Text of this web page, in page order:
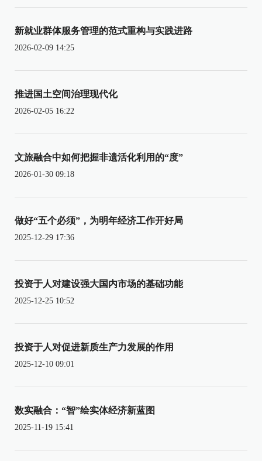
新就业群体服务管理的范式重构与实践进路
2026-02-09 14:25
推进国土空间治理现代化
2026-02-05 16:22
文旅融合中如何把握非遗活化利用的“度”
2026-01-30 09:18
做好“五个必须”，为明年经济工作开好局
2025-12-29 17:36
投资于人对建设强大国内市场的基础功能
2025-12-25 10:52
投资于人对促进新质生产力发展的作用
2025-12-10 09:01
数实融合：“智”绘实体经济新蓝图
2025-11-19 15:41